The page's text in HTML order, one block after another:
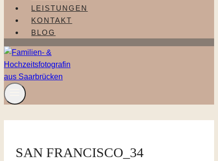
LEISTUNGEN
KONTAKT
BLOG
SAN FRANCISCO_34